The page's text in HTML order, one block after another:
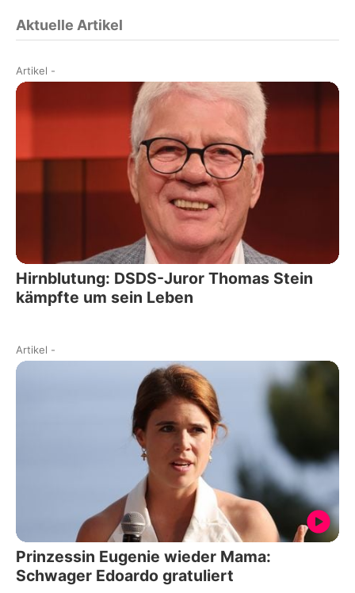
Aktuelle Artikel
Artikel -
Hirnblutung: DSDS-Juror Thomas Stein
kämpfte um sein Leben
Artikel -
Prinzessin Eugenie wieder Mama:
Schwager Edoardo gratuliert